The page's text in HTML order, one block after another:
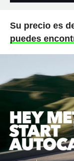
Su precio es
puedes